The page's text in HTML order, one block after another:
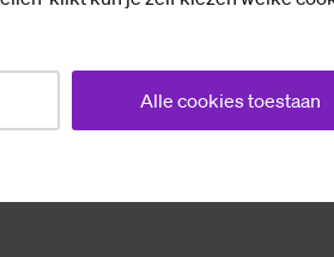
Alle cookies toestaan